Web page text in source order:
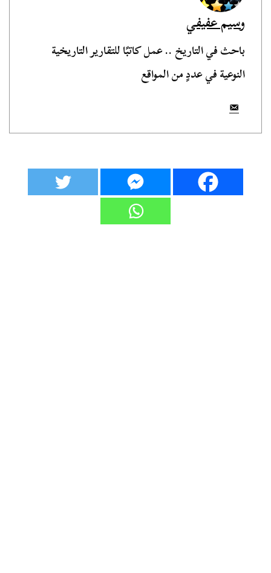
وسيم عفيفي
باحث في التاريخ .. عمل كاتبًا للتقارير التاريخية
النوعية في عددٍ من المواقع